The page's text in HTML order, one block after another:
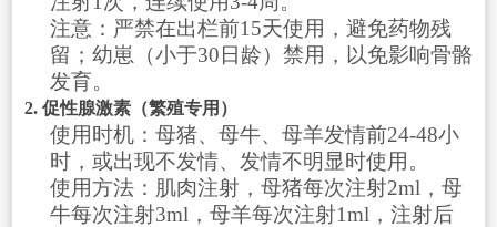
注意：严禁在出栏前15天使用，避免药物残
留；幼崽（小于30日龄）禁用，以免影响骨骼
发育。
2. 促性腺激素（繁殖专用）
使用时机：母猪、母牛、母羊发情前24-48小
时，或出现不发情、发情不明显时使用。
使用方法：肌肉注射，母猪每次注射2ml，母
牛每次注射3ml，母羊每次注射1ml，注射后